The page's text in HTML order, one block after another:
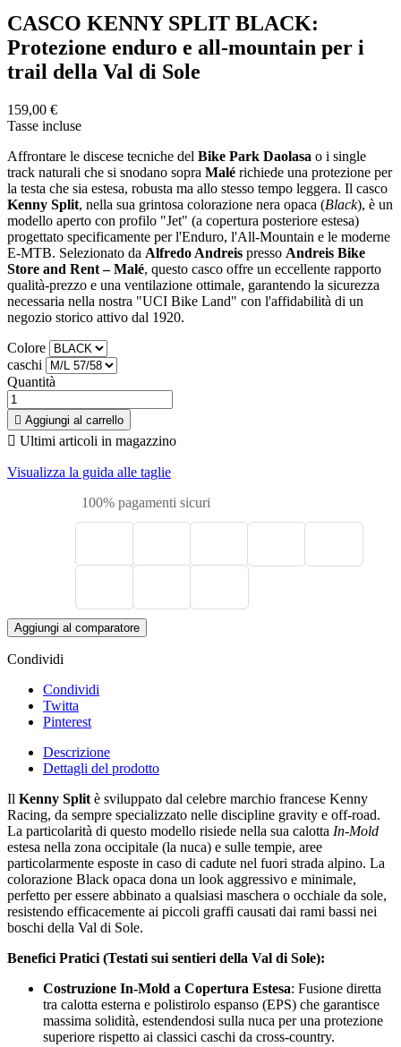
CASCO KENNY SPLIT BLACK:
Protezione enduro e all-mountain per i
trail della Val di Sole
159,00 €
Tasse incluse
Affrontare le discese tecniche del Bike Park Daolasa o i single
track naturali che si snodano sopra Malé richiede una protezione per
la testa che sia estesa, robusta ma allo stesso tempo leggera. Il casco
Kenny Split, nella sua grintosa colorazione nera opaca (Black), è un
modello aperto con profilo "Jet" (a copertura posteriore estesa)
progettato specificamente per l'Enduro, l'All-Mountain e le moderne
E-MTB. Selezionato da Alfredo Andreis presso Andreis Bike
Store and Rent – Malé, questo casco offre un eccellente rapporto
qualità-prezzo e una ventilazione ottimale, garantendo la sicurezza
necessaria nella nostra "UCI Bike Land" con l'affidabilità di un
negozio storico attivo dal 1920.
Colore
caschi
Quantità
 Aggiungi al carrello
 Ultimi articoli in magazzino
Visualizza la guida alle taglie
100% pagamenti sicuri
Aggiungi al comparatore
Condividi
Condividi
Twitta
Pinterest
Descrizione
Dettagli del prodotto
Il Kenny Split è sviluppato dal celebre marchio francese Kenny
Racing, da sempre specializzato nelle discipline gravity e off-road.
La particolarità di questo modello risiede nella sua calotta In-Mold
estesa nella zona occipitale (la nuca) e sulle tempie, aree
particolarmente esposte in caso di cadute nel fuori strada alpino. La
colorazione Black opaca dona un look aggressivo e minimale,
perfetto per essere abbinato a qualsiasi maschera o occhiale da sole,
resistendo efficacemente ai piccoli graffi causati dai rami bassi nei
boschi della Val di Sole.
Benefici Pratici (Testati sui sentieri della Val di Sole):
Costruzione In-Mold a Copertura Estesa: Fusione diretta
tra calotta esterna e polistirolo espanso (EPS) che garantisce
massima solidità, estendendosi sulla nuca per una protezione
superiore rispetto ai classici caschi da cross-country.